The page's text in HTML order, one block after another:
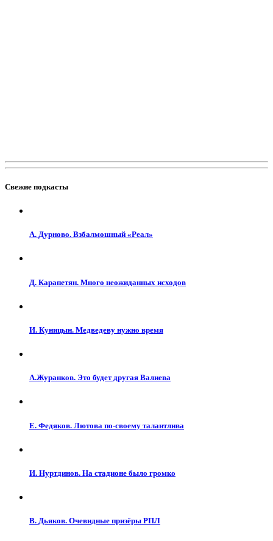
Свежие подкасты
А. Дурново. Взбалмошный «Реал»
Д. Карапетян. Много неожиданных исходов
И. Куницын. Медведеву нужно время
А.Журанков. Это будет другая Валиева
Е. Федяков. Лютова по-своему талантлива
И. Нуртдинов. На стадионе было громко
В. Дьяков. Очевидные призёры РПЛ